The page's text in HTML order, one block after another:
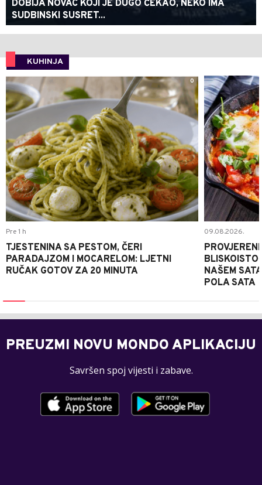
DOBIJA NOVAC KOJI JE DUGO ČEKAO, NEKO IMA
SUDBINSKI SUSRET...
KUHINJA
0
Pre 1 h
TJESTENINA SA PESTOM, ČERI
PARADAJZOM I MOCARELOM: LJETNI
RUČAK GOTOV ZA 20 MINUTA
09.08.2026.
NAŠEM
POLA SATA
PREUZMI NOVU MONDO APLIKACIJU
Savršen spoj vijesti i zabave.